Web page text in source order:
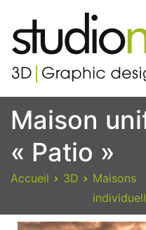
Studiomilo
Votre spécialiste en 3D,
Web
Maison
« Patio »
Accueil 3D
Maisons